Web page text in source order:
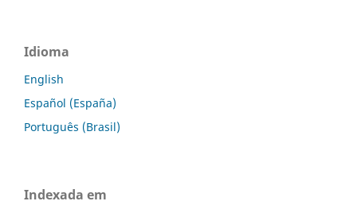
Idioma
English
Español (España)
Português (Brasil)
Indexada em